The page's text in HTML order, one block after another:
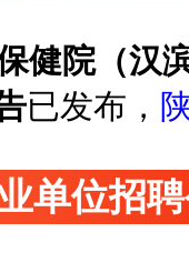
健院（汉
已发布，
单位招